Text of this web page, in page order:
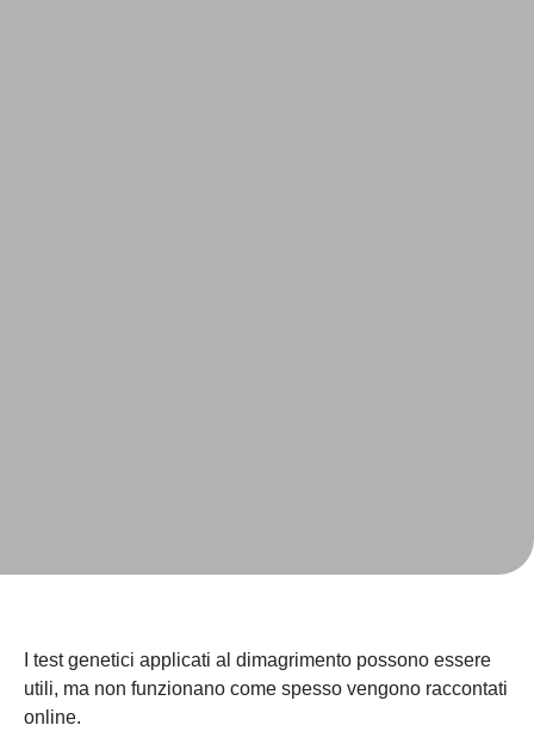
I test genetici applicati al dimagrimento possono essere
utili, ma non funzionano come spesso vengono raccontati
online.